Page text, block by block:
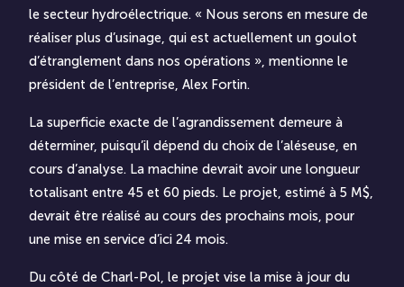
le secteur hydroélectrique. « Nous serons en mesure de
réaliser plus d’usinage, qui est actuellement un goulot
d’étranglement dans nos opérations », mentionne le
président de l’entreprise, Alex Fortin.
La superficie exacte de l’agrandissement demeure à
déterminer, puisqu’il dépend du choix de l’aléseuse, en
cours d’analyse. La machine devrait avoir une longueur
totalisant entre 45 et 60 pieds. Le projet, estimé à 5 M$,
devrait être réalisé au cours des prochains mois, pour
une mise en service d’ici 24 mois.
Du côté de Charl-Pol, le projet vise la mise à jour du